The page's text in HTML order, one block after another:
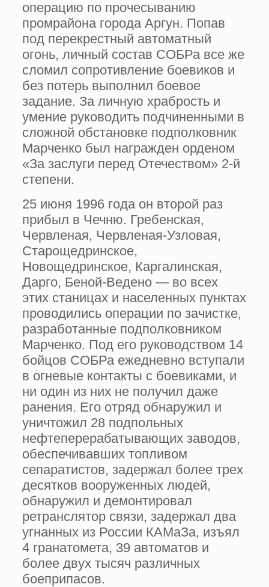
операцию по прочесыванию
промрайона города Аргун. Попав
под перекрестный автоматный
огонь, личный состав СОБРа все же
сломил сопротивление боевиков и
без потерь выполнил боевое
задание. За личную храбрость и
умение руководить подчиненными в
сложной обстановке подполковник
Марченко был награжден орденом
«За заслуги перед Отечеством» 2-й
степени.
25 июня 1996 года он второй раз
прибыл в Чечню. Гребенская,
Червленая, Червленая-Узловая,
Старощедринское,
Новощедринское, Каргалинская,
Дарго, Беной-Ведено — во всех
этих станицах и населенных пунктах
проводились операции по зачистке,
разработанные подполковником
Марченко. Под его руководством 14
бойцов СОБРа ежедневно вступали
в огневые контакты с боевиками, и
ни один из них не получил даже
ранения. Его отряд обнаружил и
уничтожил 28 подпольных
нефтеперерабатывающих заводов,
обеспечивавших топливом
сепаратистов, задержал более трех
десятков вооруженных людей,
обнаружил и демонтировал
ретранслятор связи, задержал два
угнанных из России КАМаЗа, изъял
4 гранатомета, 39 автоматов и
более двух тысяч различных
боеприпасов.